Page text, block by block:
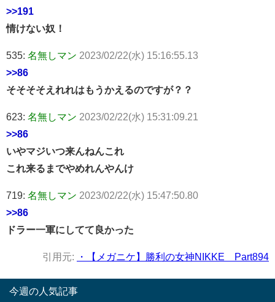
>>191
情けない奴！
535: 名無しマン 2023/02/22(水) 15:16:55.13
>>86
そそそそえれれはもうかえるのですが？？
623: 名無しマン 2023/02/22(水) 15:31:09.21
>>86
いやマジいつ来んねんこれ
これ来るまでやめれんやんけ
719: 名無しマン 2023/02/22(水) 15:47:50.80
>>86
ドラー一軍にしてて良かった
引用元: ・【メガニケ】勝利の女神NIKKE Part894
今週の人気記事